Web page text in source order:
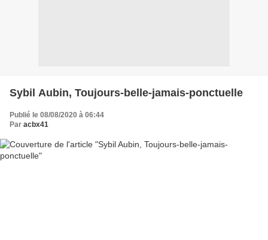
Sybil Aubin, Toujours-belle-jamais-ponctuelle
Publié le 08/08/2020 à 06:44
Par acbx41